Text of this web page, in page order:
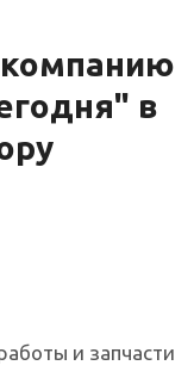
в
и запчасти